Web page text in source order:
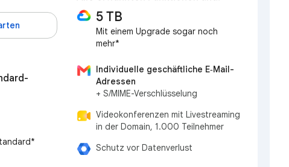
5 TB
Mit einem Upgrade sogar noch
mehr*
Individuelle geschäftliche E‑Mail-
Adressen
+ S/MIME-Verschlüsselung
Videokonferenzen mit Livestreaming
in der Domain, 1.000 Teilnehmer
Schutz vor Datenverlust